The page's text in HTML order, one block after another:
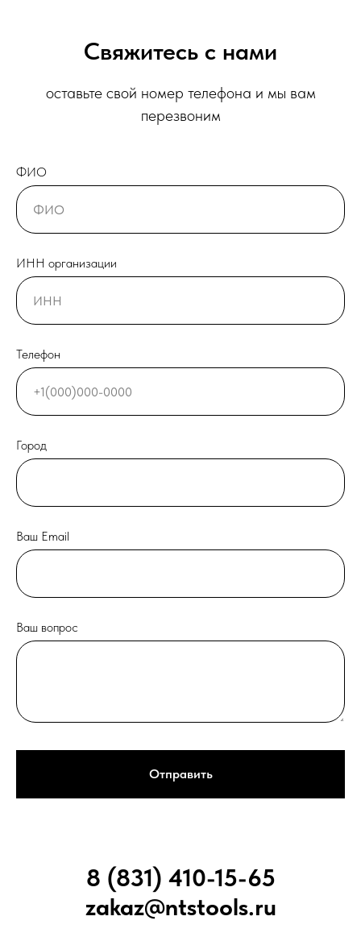
Свяжитесь с нами
оставьте свой номер телефона и мы вам
перезвоним
ФИО
ИНН организации
Телефон
Город
Ваш Email
Ваш вопрос
Отправить
8 (831) 410-15-65
zakaz@ntstools.ru